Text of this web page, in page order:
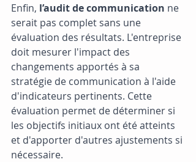
Enfin, l’audit de communication ne
serait pas complet sans une
évaluation des résultats. L'entreprise
doit mesurer l'impact des
changements apportés à sa
stratégie de communication à l'aide
d'indicateurs pertinents. Cette
évaluation permet de déterminer si
les objectifs initiaux ont été atteints
et d'apporter d'autres ajustements si
nécessaire.